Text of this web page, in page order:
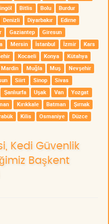
Bitlis Bolu
Burdur
Denizli Diyarbakır
Edirne
Gaziantep
Giresun
Mersin İstanbul İzmir
Kars
Kocaeli Konya
Kütahya
Mardin Muğla Muş
Nevşehir
Siirt Sinop
Sivas
Şanlıurfa Uşak Van
Yozgat
Kırıkkale Batman
Şırnak
Kilis Osmaniye Düzce
Kedi Güvenlik
Başkent